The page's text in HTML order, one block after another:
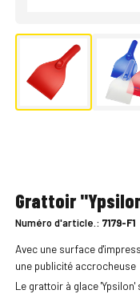
Grattoir
Numéro d'article.: 7179-F1
Avec une surface
une publicité accrocheuse
Le grattoir à glace